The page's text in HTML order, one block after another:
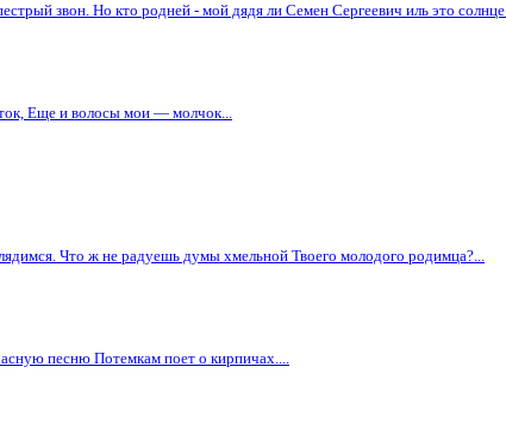
звон. Но кто родней - мой дядя ли Семен Сергеевич иль это
Еще и волосы мои — молчок...
Что ж не радуешь думы хмельной Твоего молодого родимца?...
песню Потемкам поет о кирпичах....